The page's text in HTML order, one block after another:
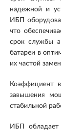
надежной и
ИБП
что
срок службы
батареи в
их частой
Коэффициент
завышения
стабильной
ИБП обладает